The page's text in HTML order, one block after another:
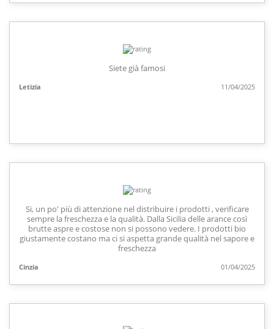
Siete già famosi
Letizia 11/04/2025
Si, un po' più di attenzione nel distribuire i prodotti , verificare
sempre la freschezza e la qualità. Dalla Sicilia delle arance così
brutte aspre e costose non si possono vedere. I prodotti bio
giustamente costano ma ci si aspetta grande qualità nel sapore e
freschezza
Cinzia 01/04/2025